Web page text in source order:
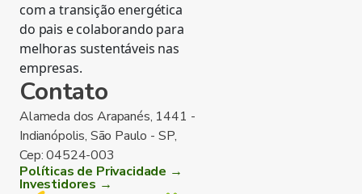
com a transição energética
do pais e colaborando para
melhoras sustentáveis nas
empresas.
Contato
Alameda dos Arapanés, 1441 -
Indianópolis, São Paulo - SP,
Cep: 04524-003
Políticas de Privacidade →
Investidores →